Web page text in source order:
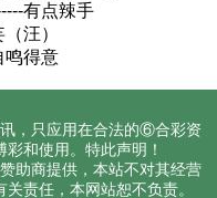
有点辣手
汪）
鸣得意
，只应用在合法的⑥合彩资
和使用。特此声明！
助商提供，本站不对其经营
责任，本网站恕不负责。